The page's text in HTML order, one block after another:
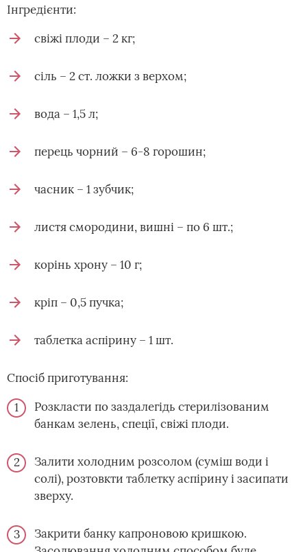
Інгредієнти:
свіжі плоди – 2 кг;
сіль – 2 ст. ложки з верхом;
вода – 1,5 л;
перець чорний – 6-8 горошин;
часник – 1 зубчик;
листя смородини, вишні – по 6 шт.;
корінь хрону – 10 г;
кріп – 0,5 пучка;
таблетка аспірину – 1 шт.
Спосіб приготування:
Розкласти по заздалегідь стерилізованим
банкам зелень, спеції, свіжі плоди.
Залити холодним розсолом (суміш води і
солі), розтовкти таблетку аспірину і засипати
зверху.
Закрити банку капроновою кришкою.